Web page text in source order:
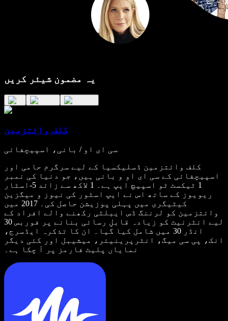
یہ مضمون شیئر کریں
کلف وائتزمین
سی ای او / بانی، اسپیچفائی
کلف وائتزمین ڈسلیکسیا کے لیے سرگرم حامی اور
اسپیچفائی کے سی ای او و بانی ہیں، جو دنیا کی نمبر
1 ٹیکسٹ ٹو اسپیچ ایپ ہے۔ 1 لاکھ سے زائد 5-اسٹار
ریویوز کے ساتھ اس نے ایپ اسٹور کی نیوز و میگزین
کیٹیگری میں پہلی پوزیشن حاصل کی۔ 2017 میں
وائتزمین کو لرننگ ڈس ایبلٹی رکھنے والے افراد کے
لیے انٹرنیٹ کو زیادہ قابلِ رسائی بنانے پر فوربس 30
انڈر 30 میں شامل کیا گیا۔ ان کا تذکرہ ایڈسرج،
انک، پی سی میگ، انٹرپرینیئر، میشیبل اور کئی دیگر
نمایاں پلیٹ فارمز پر آ چکا ہے۔